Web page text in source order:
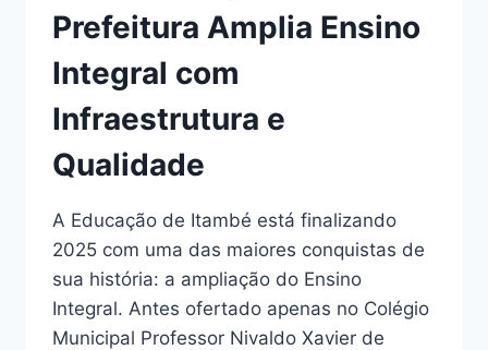
Prefeitura Amplia Ensino
Integral com
Infraestrutura e
Qualidade
A Educação de Itambé está finalizando
2025 com uma das maiores conquistas de
sua história: a ampliação do Ensino
Integral. Antes ofertado apenas no Colégio
Municipal Professor Nivaldo Xavier de